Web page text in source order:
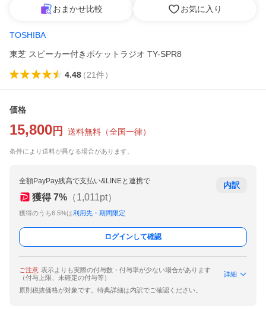
おまかせ比較 お気に入り
TOSHIBA
東芝 スピーカー付きポケットラジオ TY-SPR8
4.48（21件）
価格
15,800 円 送料無料 （全国一律）
条件により送料が異なる場合があります。
全額PayPay残高で支払い&LINEと連携で
獲得 7% （1,011pt）
獲得のうち6.5%は利用先・期間限定
内訳
ログインして確認
ご注意 表示よりも実際の付与数・付与率が少ない場合があります
（付与上限、未確定の付与等）
詳細
原則税抜価格が対象です。特典詳細は内訳でご確認ください。